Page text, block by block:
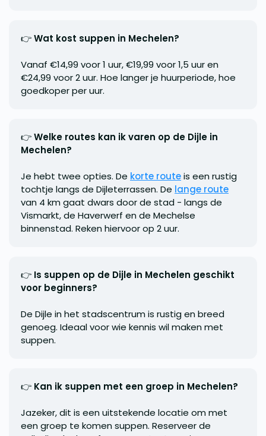
👉Wat kost suppen in Mechelen?
Vanaf €14,99 voor 1 uur, €19,99 voor 1,5 uur en
€24,99 voor 2 uur. Hoe langer je huurperiode, hoe
goedkoper per uur.
👉Welke routes kan ik varen op de Dijle in
Mechelen?
Je hebt twee opties. De korte routeis een rustig
tochtje langs de Dijleterrassen. De lange route
van 4 km gaat dwars door de stad - langs de
Vismarkt, de Haverwerf en de Mechelse
binnenstad. Reken hiervoor op 2 uur.
👉 Is suppen op de Dijle in Mechelen geschikt
voor beginners?
De Dijle in het stadscentrum is rustig en breed
genoeg. Ideaal voor wie kennis wil maken met
suppen.
👉 Kan ik suppen met een groep in Mechelen?
Jazeker, dit is een uitstekende locatie om met
een groep te komen suppen. Reserveer de